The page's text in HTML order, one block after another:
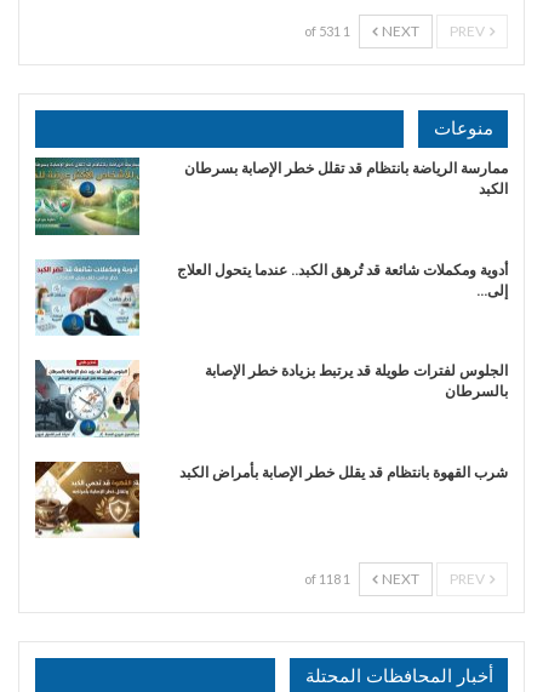
NEXT
1 of 531
منوعات
ممارسة الرياضة بانتظام قد تقلل خطر الإصابة بسرطان
الكبد
أدوية ومكملات شائعة قد تُرهق الكبد.. عندما يتحول العلاج
إلى…
الجلوس لفترات طويلة قد يرتبط بزيادة خطر الإصابة
بالسرطان
شرب القهوة بانتظام قد يقلل خطر الإصابة بأمراض الكبد
NEXT
1 of 118
أخبار المحافظات المحتلة